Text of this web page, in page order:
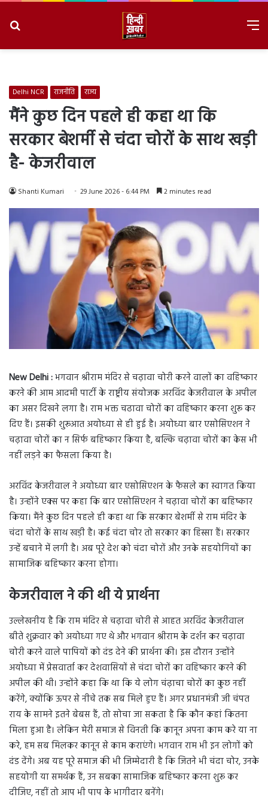
Delhi NCR राजनीति राज्य
मैंने कुछ दिन पहले ही कहा था कि
सरकार बेशर्मी से चंदा चोरों के साथ खड़ी
है- केजरीवाल
Shanti Kumari 29 June 2026 - 6:44 PM 2 minutes read
New Delhi :भगवान श्रीराम मंदिर से चढ़ावा चोरी करने वालों का वहिष्कार
करने की आम आदमी पार्टी के राष्ट्रीय संयोजक अरविंद केजरीवाल के अपील
का असर दिखने लगा है। राम भक्त चढावा चोरों का वहिष्कार करना शुरू कर
दिए हैं। इसकी शुरूआत अयोध्या से ही हुई है। अयोध्या बार एसोसिएशन ने
चढ़ावा चोरों का न सिर्फ बहिष्कार किया है, बल्कि चढ़ावा चोरों का केस भी
नहीं लड़ने का फैसला किया है।
अरविंद केजरीवाल ने अयोध्या बार एसोसिएशन के फैसले का स्वागत किया
है। उन्होंने एक्स पर कहा कि बार एसोसिएशन ने चढ़ावा चोरों का बहिष्कार
किया। मैंने कुछ दिन पहले ही कहा था कि सरकार बेशर्मी से राम मंदिर के
चंदा चोरों के साथ खड़ी है। कई चंदा चोर तो सरकार का हिस्सा हैं। सरकार
उन्हें बचाने में लगी है। अब पूरे देश को चंदा चोरों और उनके सहयोगियों का
सामाजिक बहिष्कार करना होगा।
केजरीवाल ने की थी ये प्रार्थना
उल्लेखनीय है कि राम मंदिर से चढ़ावा चोरी से आहत अरविंद केजरीवाल
बीते शुक्रवार को अयोध्या गए थे और भगवान श्रीराम के दर्शन कर चढ़ावा
चोरी करने वाले पापियों को दंड देने की प्रार्थना की। इस दौरान उन्होंने
अयोध्या में प्रेसवार्ता कर देशवासियों से चंदा चोरों का वहिष्कार करने की
अपील की थी। उन्होंने कहा कि था कि ये लोग चंढ़ाचा चोरों का कुछ नहीं
करेंगे, क्योंकि ऊपर से नीचे तक सब मिले हुए हैं। अगर प्रधानमंत्री जी चंपत
राय के सामने इतने बेबस हैं, तो सोचा जा सकता है कि कौन कहां कितना
मिला हुआ है। लेकिन मेरी समाज से विनती कि कानून अपना काम करे या ना
करे, हम सब मिलकर कानून से काम कराएंगे। भगवान राम भी इन लोगों को
दंड देंगे। अब यह पूरे समाज की भी जिम्मेदारी है कि जितने भी चंदा चोर, उनके
सहयोगी या समर्थक हैं, उन सबका सामाजिक बहिष्कार करना शुरू कर
दीजिए, नहीं तो आप भी पाप के भागीदार बनेंगे।